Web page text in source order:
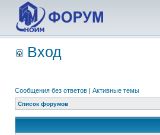
Вход
Сообщения без ответов | Активные темы
Список форумов